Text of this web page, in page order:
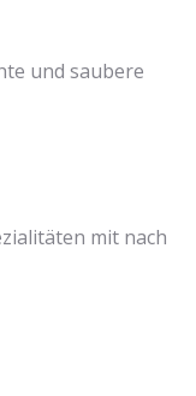
und saubere
mit nach